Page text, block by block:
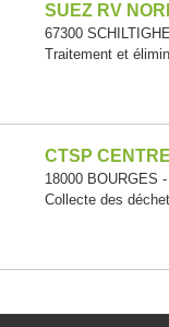
SUEZ RV
67300
Traitement et
CTSP CENTRE
18000 BOURGES
Collecte des